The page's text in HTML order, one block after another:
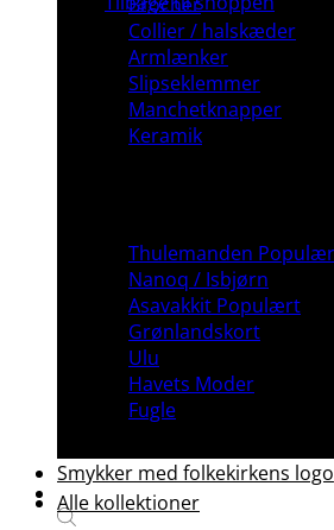
Collier / halskæder
Armlænker
Slipseklemmer
Manchetknapper
Keramik
Thulemanden
Nanoq / Isbjørn
Asavakkit
Grønlandskort
Ulu
Havets Moder
Fugle
Smykker med folkekirkens logo
Alle kollektioner